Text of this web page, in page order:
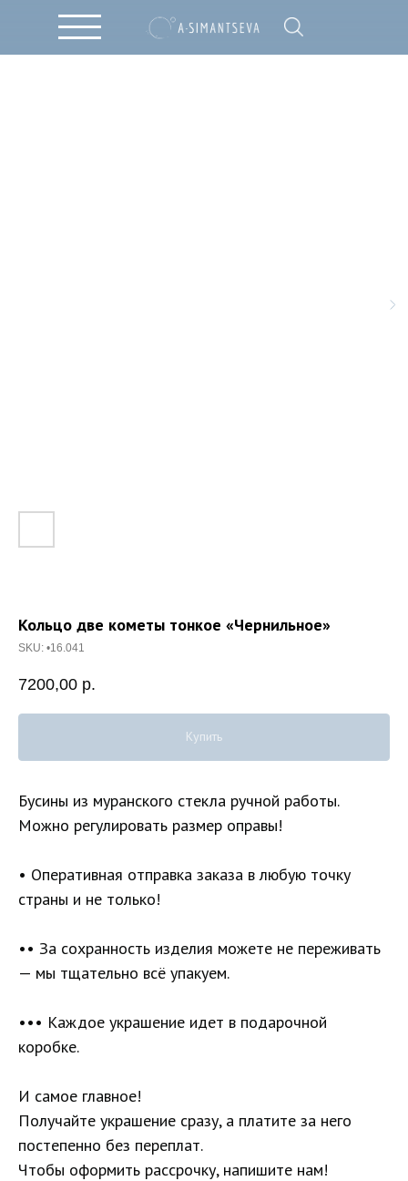
Кольцо две кометы тонкое «Чернильное»
SKU: •16.041
7200,00 р.
Купить
Бусины из муранского стекла ручной работы.
Можно регулировать размер оправы!
• Оперативная отправка заказа в любую точку
страны и не только!
•• За сохранность изделия можете не переживать
— мы тщательно всё упакуем.
••• Каждое украшение идет в подарочной
коробке.
И самое главное!
Получайте украшение сразу, а платите за него
постепенно без переплат.
Чтобы оформить рассрочку, напишите нам!